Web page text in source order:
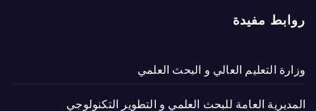
روابط مفيدة
وزارة التعليم العالي و البحث العلمي
المديرية العامة للبحث العلمي و التطوير التكنولوجي